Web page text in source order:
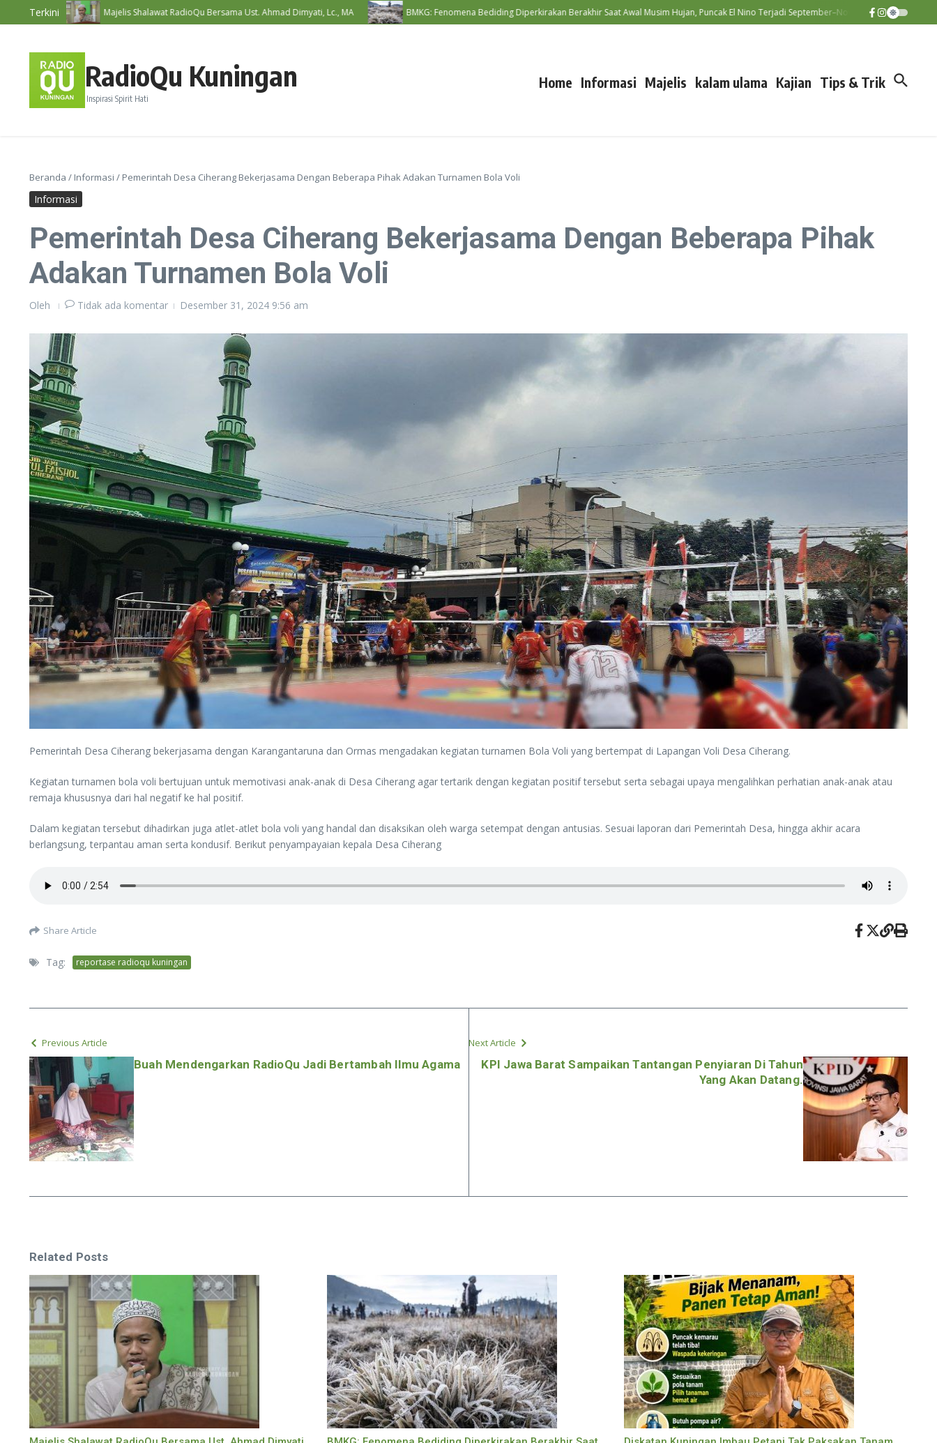
Lewati ke konten
Terkini Majelis Shalawat RadioQu Bersama Ust. Ahmad Dimyati, Lc., MA BMKG: Fenomena Bediding Diperkirakan Berakhir Saat Awal Musim Hujan, Puncak El Nino Terjadi September–November Diskatan
RadioQu Kuningan
Inspirasi Spirit Hati
Home Informasi Majelis kalam ulama Kajian Tips & Trik
Beranda / Informasi / Pemerintah Desa Ciherang Bekerjasama Dengan Beberapa Pihak Adakan Turnamen Bola Voli
Informasi
Pemerintah Desa Ciherang Bekerjasama Dengan Beberapa Pihak
Adakan Turnamen Bola Voli
Oleh Tidak ada komentar Desember 31, 2024 9:56 am
Pemerintah Desa Ciherang bekerjasama dengan Karangantaruna dan Ormas mengadakan kegiatan turnamen Bola Voli yang bertempat di Lapangan Voli Desa Ciherang.
Kegiatan turnamen bola voli bertujuan untuk memotivasi anak-anak di Desa Ciherang agar tertarik dengan kegiatan positif tersebut serta sebagai upaya mengalihkan perhatian anak-anak atau
remaja khususnya dari hal negatif ke hal positif.
Dalam kegiatan tersebut dihadirkan juga atlet-atlet bola voli yang handal dan disaksikan oleh warga setempat dengan antusias. Sesuai laporan dari Pemerintah Desa, hingga akhir acara
berlangsung, terpantau aman serta kondusif. Berikut penyampayaian kepala Desa Ciherang
Share Article
Tag: reportase radioqu kuningan
Previous Article
Buah Mendengarkan RadioQu Jadi Bertambah Ilmu Agama
Next Article
KPI Jawa Barat Sampaikan Tantangan Penyiaran Di Tahun
Yang Akan Datang.
Related Posts